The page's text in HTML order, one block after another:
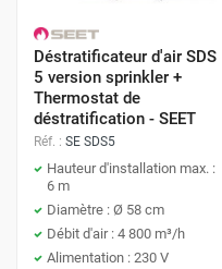
Déstratificateur d'air SDS
5 version sprinkler +
Thermostat de
déstratification - SEET
Réf. : SE SDS5
Hauteur d'installation max. :
6 m
Diamètre : Ø 58 cm
Débit d'air : 4 800 m³/h
Alimentation : 230 V